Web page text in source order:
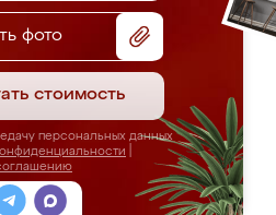
фото
стоимость
персональных данных